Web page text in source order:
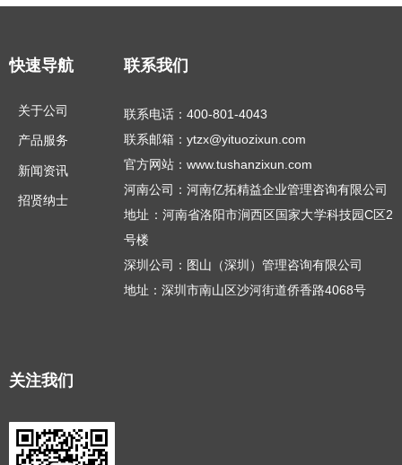
快速导航
关于公司
产品服务
新闻资讯
招贤纳士
联系我们
联系电话：400-801-4043
联系邮箱：ytzx@yituozixun.com
官方网站：www.tushanzixun.com
河南公司：河南亿拓精益企业管理咨询有限公司
地址：河南省洛阳市涧西区国家大学科技园C区2
号楼
深圳公司：图山（深圳）管理咨询有限公司
地址：深圳市南山区沙河街道侨香路4068号
关注我们